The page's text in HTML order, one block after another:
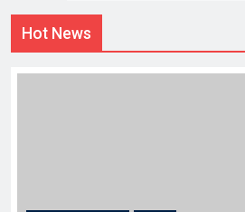
Hot News